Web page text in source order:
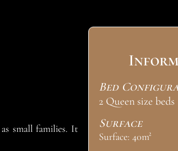
small families. It
Bed
2 Queen size beds
Surface
Surface: 40m²